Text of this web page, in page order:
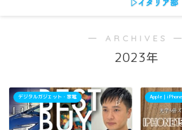
― ARCHIVES ―
2023年
デジタルガジェット・家電 Apple｜